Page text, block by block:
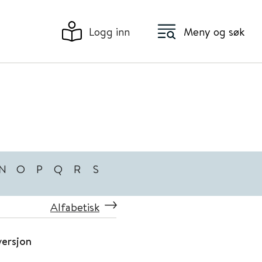
Logg inn Meny og søk
O P Q R S
Alfabetisk